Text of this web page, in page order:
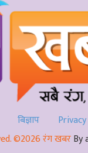
बिज्ञाप
©2026 रंग खबरBy